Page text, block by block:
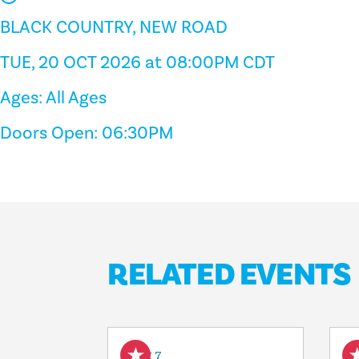
BLACK COUNTRY, NEW ROAD
TUE, 20 OCT 2026 at 08:00PM CDT
Ages: All Ages
Doors Open: 06:30PM
RELATED EVENTS
Aug 7